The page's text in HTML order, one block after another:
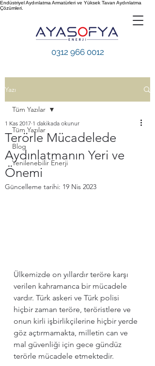
Endüstriyel Aydınlatma Armatürleri ve Yüksek Tavan Aydınlatma
Çözümleri.
0312 966 0012
Yazı
Tüm Yazılar
Blog
Yenilenebilir Enerji
Tüm Yazılar
Terörle Mücadelede
Aydınlatmanın Yeri ve
Önemi
1 Kas 2017 1 dakikada okunur
Güncelleme tarihi: 19 Nis 2023
Ülkemizde on yıllardır teröre karşı
verilen kahramanca bir mücadele
vardır. Türk askeri ve Türk polisi
hiçbir zaman teröre, teröristlere ve
onun kirli işbirlikçilerine hiçbir yerde
göz açtırmamakta, milletin can ve
mal güvenliği için gece gündüz
terörle mücadele etmektedir.